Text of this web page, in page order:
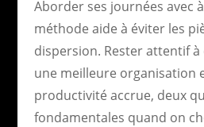
Aborder ses journées avec
méthode aide à éviter les
dispersion. Rester attentif
une meilleure organisation
productivité accrue, deux
fondamentales quand on